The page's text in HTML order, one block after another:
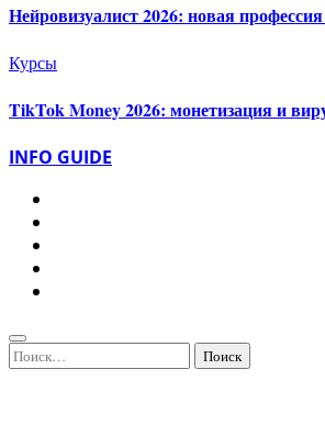
Нейровизуалист 2026: новая
Курсы
TikTok Money 2026: монетизация и
INFO GUIDE
Найти: